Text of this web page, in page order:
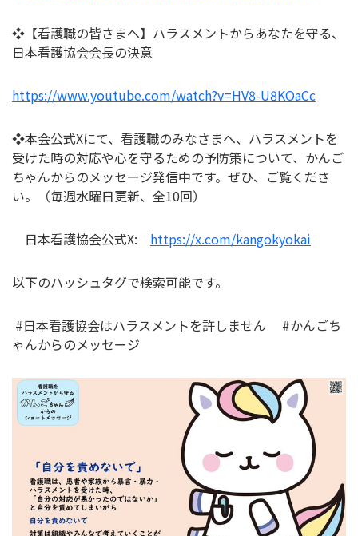
❖【看護職の皆さまへ】ハラスメントからあなたを守る、
日本看護協会会長の決意
https://www.youtube.com/watch?v=HV8-U8KOaCc
❖本会公式Xにて、看護職のみなさまへ、ハラスメントを
受けた時の対応や心を守るための予防策について、かんご
ちゃんからのメッセージ発信中です。ぜひ、ご覧くださ
い。（毎週水曜日更新、全10回）
日本看護協会公式X: https://x.com/kangokyokai
以下のハッシュタグで検索可能です。
#日本看護協会はハラスメントを許しません #かんごち
ゃんからのメッセージ